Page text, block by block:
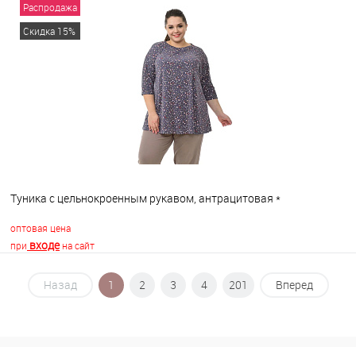
В корзину
Распродажа
Скидка 15%
Туника с цельнокроенным рукавом, антрацитовая *
оптовая цена
при входена сайт
В корзину
Назад 1 2 3 4 201 Вперед